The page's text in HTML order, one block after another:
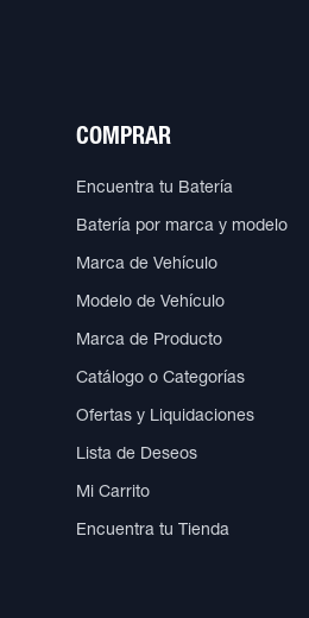
COMPRAR
Encuentra tu Batería
Batería por marca y modelo
Marca de Vehículo
Modelo de Vehículo
Marca de Producto
Catálogo o Categorías
Ofertas y Liquidaciones
Lista de Deseos
Mi Carrito
Encuentra tu Tienda